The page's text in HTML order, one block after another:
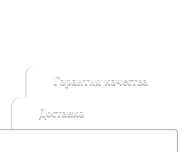
Гарантия качества
Доставка